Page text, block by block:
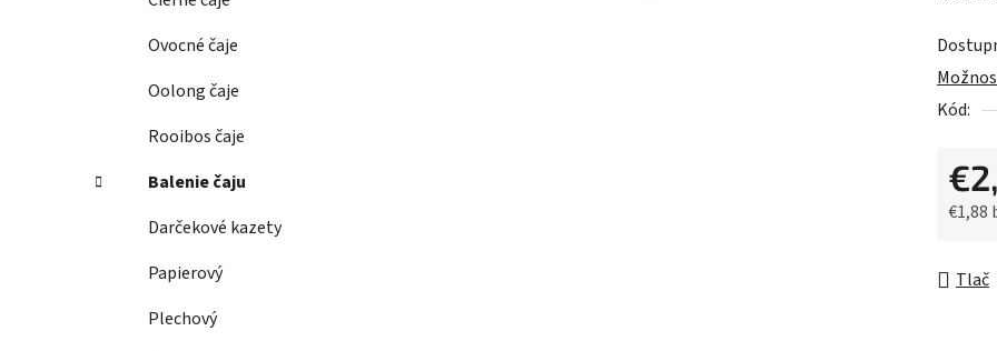
Ovocné čaje
Oolong čaje
Rooibos čaje
Balenie čaju
Darčekové kazety
Papierový
Plechový
Kód:
€1,88
Tlač